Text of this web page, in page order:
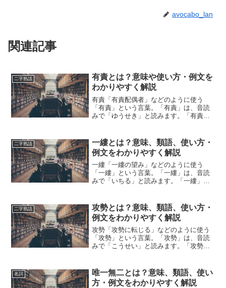
avocabo_lan
関連記事
二字熟語
有責とは？意味や使い方・例文を
わかりやすく解説
有責「有責配偶者」などのように使う
「有責」という言葉。「有責」は、音読
みで「ゆうせき」と読みます。「有責」
方について、小説などの用例を紹介し
て、わかりやすく解説していきま...
二字熟語
一縷とは？意味、類語、使い方・
例文をわかりやすく解説
一縷「一縷の望み」などのように使う
「一縷」という言葉。「一縷」は、音読
みで「いちる」と読みます。「一縷」と
類語について、小説などの用例を紹介し
ながら、わかりやすく解説し...
二字熟語
攻勢とは？意味、類語、使い方・
例文をわかりやすく解説
攻勢「攻勢に転じる」などのように使う
「攻勢」という言葉。「攻勢」は、音読
みで「こうせい」と読みます。「攻勢」
方や類語について、小説などの用例を紹
介して、わかりやすく解説し...
名詞
唯一無二とは？意味、類語、使い
方・例文をわかりやすく解説